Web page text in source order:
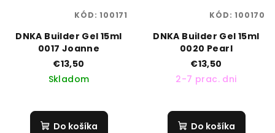
DNKA Builder Gel 15ml
0017 Joanne
€13,50
Skladom
Do košíka
KÓD:100171
DNKA Builder Gel 15ml
0020 Pearl
€13,50
2-7 prac. dni
Do košíka
KÓD:100170